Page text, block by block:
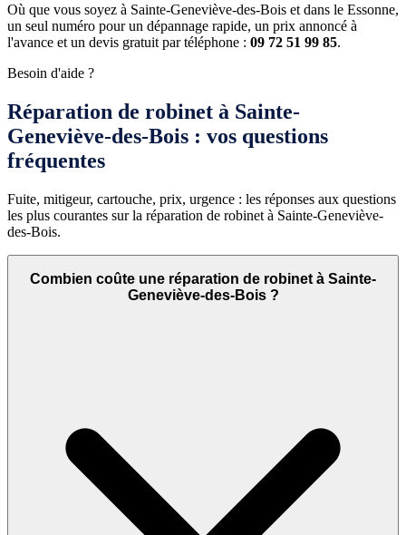
Où que vous soyez à Sainte-Geneviève-des-Bois et dans le Essonne,
un seul numéro pour un dépannage rapide, un prix annoncé à
l'avance et un devis gratuit par téléphone : 09 72 51 99 85.
Besoin d'aide ?
Réparation de robinet à Sainte-
Geneviève-des-Bois : vos questions
fréquentes
Fuite, mitigeur, cartouche, prix, urgence : les réponses aux questions
les plus courantes sur la réparation de robinet à Sainte-Geneviève-
des-Bois.
Combien coûte une réparation de robinet à Sainte-
Geneviève-des-Bois ?